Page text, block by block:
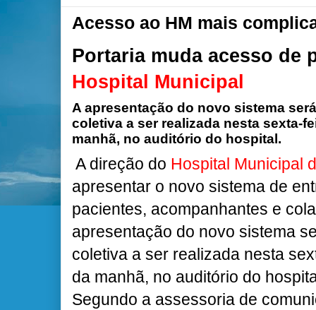
Acesso ao HM mais
Portaria muda acesso de
Hospital Municipal
A apresentação do novo sistema
coletiva a ser realizada nesta sexta-
manhã, no auditório do hospital.
A direção do Hospital Municipal
apresentar o novo sistema de
pacientes, acompanhantes e
apresentação do novo sistema
coletiva a ser realizada nesta
da manhã, no auditório do
Segundo a assessoria de